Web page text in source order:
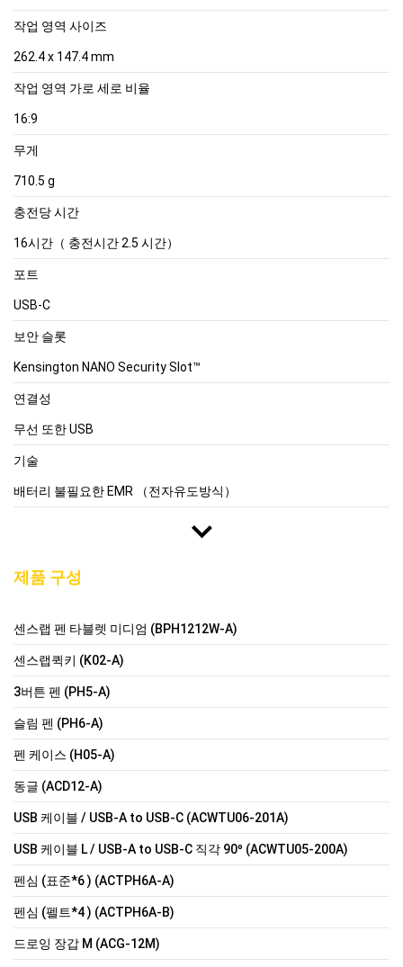
작업 영역 사이즈
262.4 x 147.4 mm
작업 영역 가로 세로 비율
16:9
무게
710.5 g
충전당 시간
16시간（ 충전시간 2.5 시간）
포트
USB-C
보안 슬롯
Kensington NANO Security Slot™
연결성
무선 또한 USB
기술
배터리 불필요한 EMR （전자유도방식）
제품 구성
센스랩 펜 타블렛 미디엄 (BPH1212W-A)
센스랩퀵키 (K02-A)
3버튼 펜 (PH5-A)
슬림 펜 (PH6-A)
펜 케이스 (H05-A)
동글 (ACD12-A)
USB 케이블 / USB-A to USB-C (ACWTU06-201A)
USB 케이블 L / USB-A to USB-C 직각 90º (ACWTU05-200A)
펜심 (표준*6 ) (ACTPH6A-A)
펜심 (펠트*4 ) (ACTPH6A-B)
드로잉 장갑 M (ACG-12M)